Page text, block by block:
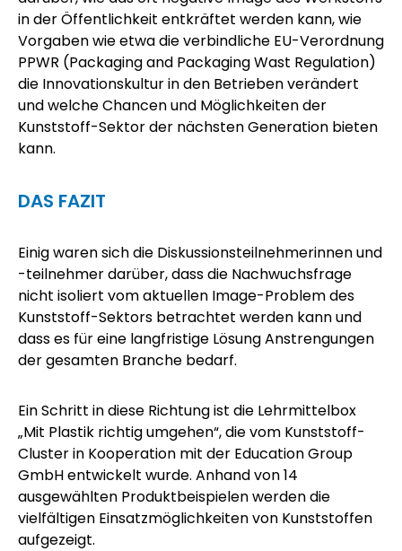
in der Öffentlichkeit entkräftet werden kann, wie
Vorgaben wie etwa die verbindliche EU-Verordnung
PPWR (Packaging and Packaging Wast Regulation)
die Innovationskultur in den Betrieben verändert
und welche Chancen und Möglichkeiten der
Kunststoff-Sektor der nächsten Generation bieten
kann.
DAS FAZIT
Einig waren sich die Diskussionsteilnehmerinnen und
-teilnehmer darüber, dass die Nachwuchsfrage
nicht isoliert vom aktuellen Image-Problem des
Kunststoff-Sektors betrachtet werden kann und
dass es für eine langfristige Lösung Anstrengungen
der gesamten Branche bedarf.
Ein Schritt in diese Richtung ist die Lehrmittelbox
„Mit Plastik richtig umgehen“, die vom Kunststoff-
Clusterin Kooperation mit der Education Group
GmbH entwickelt wurde. Anhand von 14
ausgewählten Produktbeispielen werden die
vielfältigen Einsatzmöglichkeiten von Kunststoffen
aufgezeigt.